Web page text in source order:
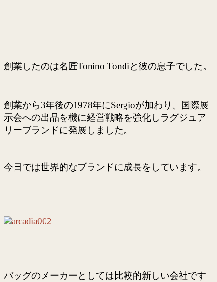
創業したのは名匠Tonino Tondiと彼の息子でした。
創業から3年後の1978年にSergioが加わり、国際展
示会への出品を機に経営戦略を強化しラグジュア
リーブランドに発展しました。
今日では世界的なブランドに成長をしています。
バッグのメーカーとしては比較的新しい会社です